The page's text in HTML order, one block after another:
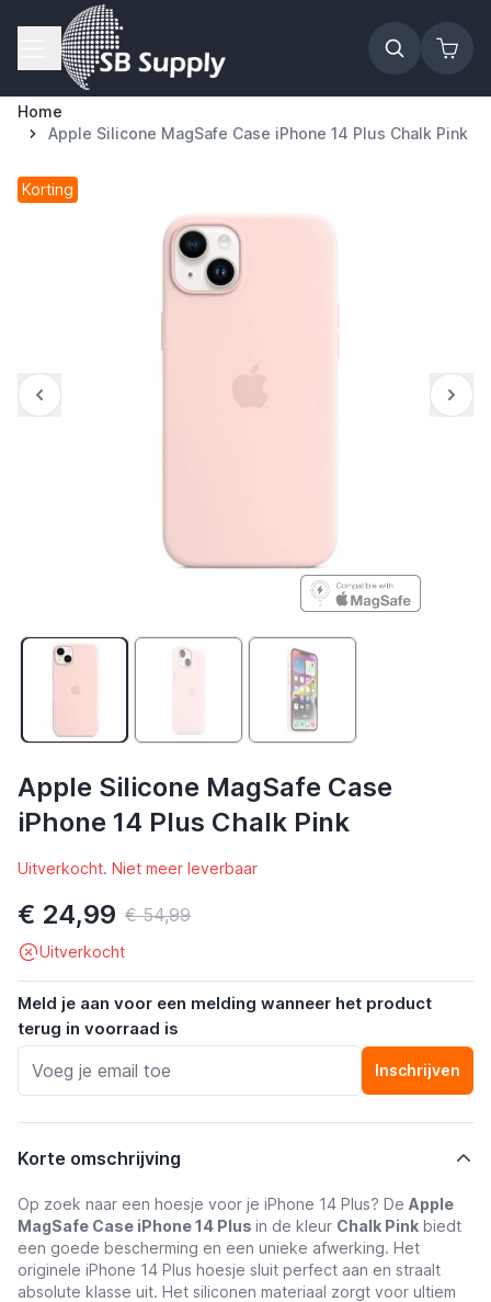
Ga naar de inhoud
Home
Apple Silicone MagSafe Case iPhone 14 Plus Chalk Pink
Korting
Apple Silicone MagSafe Case
iPhone 14 Plus Chalk Pink
Uitverkocht. Niet meer leverbaar
€ 24,99 € 54,99
Uitverkocht
Meld je aan voor een melding wanneer het product
terug in voorraad is
Inschrijven
Korte omschrijving
Op zoek naar een hoesje voor je iPhone 14 Plus? De Apple
MagSafe Case iPhone 14 Plus in de kleur Chalk Pink biedt
een goede bescherming en een unieke afwerking. Het
originele iPhone 14 Plus hoesje sluit perfect aan en straalt
absolute klasse uit. Het siliconen materiaal zorgt voor ultiem